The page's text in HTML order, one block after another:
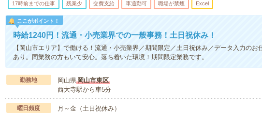
17時前までの仕事 残業少 交費支給 車通勤可 職場が禁煙 Excel
ここがポイント！
時給1240円！流通・小売業界での一般事務！土日祝休み！
【岡山市エリア】で働ける！流通・小売業界／期間限定／土日祝休み／データ入力のお
あり。同業務の方もいて安心。落ち着いた環境！期間限定業務です。
勤務地 岡山県岡山市東区
西大寺駅から車5分
曜日頻度 月～金（土日祝休み）